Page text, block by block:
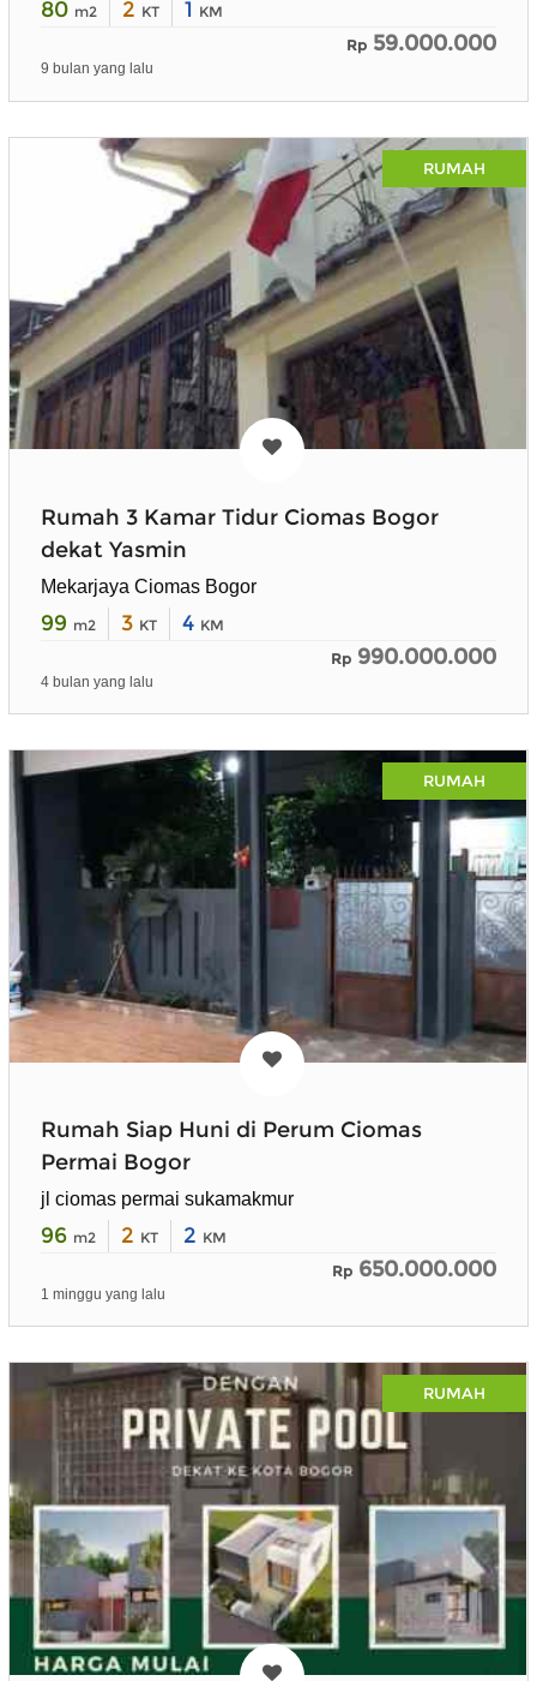
80 m2 2 KT 1 KM
Rp 59.000.000
9 bulan yang lalu
RUMAH
Rumah 3 Kamar Tidur Ciomas Bogor
dekat Yasmin
Mekarjaya Ciomas Bogor
99 m2 3 KT 4 KM
Rp 990.000.000
4 bulan yang lalu
RUMAH
Rumah Siap Huni di Perum Ciomas
Permai Bogor
jl ciomas permai sukamakmur
96 m2 2 KT 2 KM
Rp 650.000.000
1 minggu yang lalu
RUMAH